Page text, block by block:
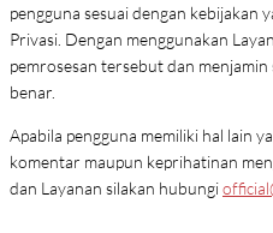
pengguna sesuai dengan kebijakan
Privasi. Dengan menggunakan
pemrosesan tersebut dan
benar.
Apabila pengguna memiliki hal lain
komentar maupun keprihatinan
dan Layanan silakan hubungi